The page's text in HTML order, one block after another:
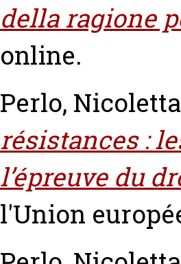
della ragione
online.
Perlo, Nicoletta
résistances :
l’épreuve du
l'Union